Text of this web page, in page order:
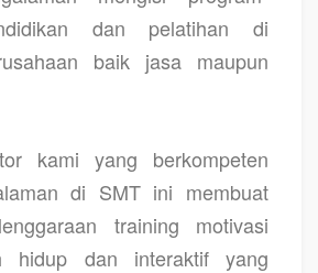
dan pelatihan di
baik jasa maupun
kami yang berkompeten
di SMT ini membuat
training motivasi
hidup dan interaktif yang